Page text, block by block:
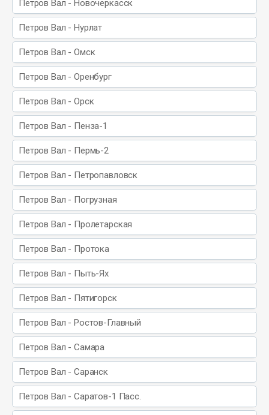
Петров Вал - Новочеркасск
Петров Вал - Нурлат
Петров Вал - Омск
Петров Вал - Оренбург
Петров Вал - Орск
Петров Вал - Пенза-1
Петров Вал - Пермь-2
Петров Вал - Петропавловск
Петров Вал - Погрузная
Петров Вал - Пролетарская
Петров Вал - Протока
Петров Вал - Пыть-Ях
Петров Вал - Пятигорск
Петров Вал - Ростов-Главный
Петров Вал - Самара
Петров Вал - Саранск
Петров Вал - Саратов-1 Пасс.